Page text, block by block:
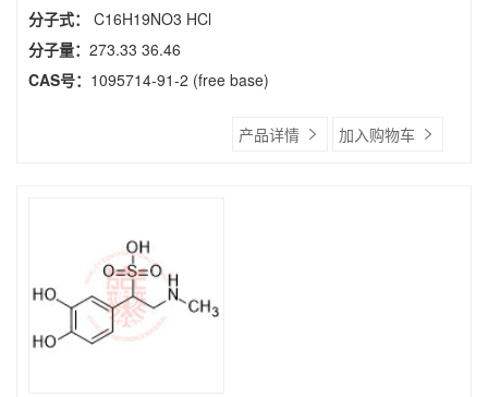
分子式： C16H19NO3 HCl
分子量： 273.33 36.46
CAS号： 1095714-91-2 (free base)
产品详情 加入购物车